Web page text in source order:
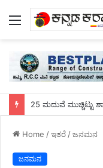
Menu
Home /ಇತರೆ/ಜನಮನ
ಜನಮನ